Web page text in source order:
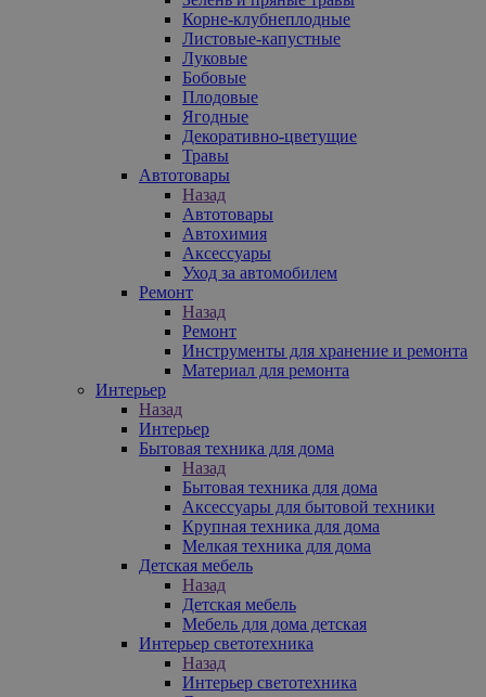
Корне-клубнеплодные
Листовые-капустные
Луковые
Бобовые
Плодовые
Ягодные
Декоративно-цветущие
Травы
Автотовары
Назад
Автотовары
Автохимия
Аксессуары
Уход за автомобилем
Ремонт
Назад
Ремонт
Инструменты для хранение и ремонта
Материал для ремонта
Интерьер
Назад
Интерьер
Бытовая техника для дома
Назад
Бытовая техника для дома
Аксессуары для бытовой техники
Крупная техника для дома
Мелкая техника для дома
Детская мебель
Назад
Детская мебель
Мебель для дома детская
Интерьер светотехника
Назад
Интерьер светотехника